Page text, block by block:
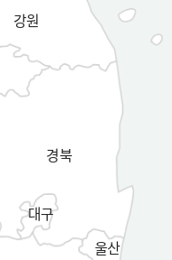
강원
경북
대구
울산